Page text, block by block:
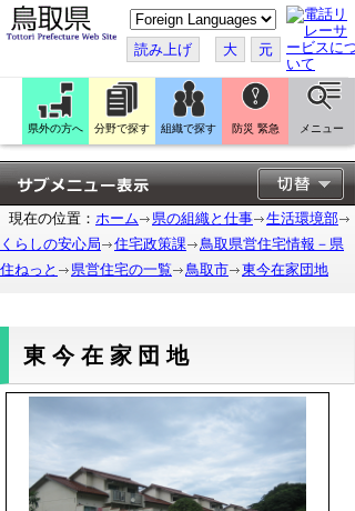
こ
の
ペ
ー
ジ
翻
訳
す
る
読み上げ 大 元
県外の方へ 分野で探す 組織で探す 防災 緊急 メニュー
現在の位置： ホーム 県の組織と仕事
生活環境部
くらしの安心局
住宅政策課
鳥取県営住宅情報－県
住ねっと
県営住宅の一覧 鳥取市 東今在家団地
東今在家団地